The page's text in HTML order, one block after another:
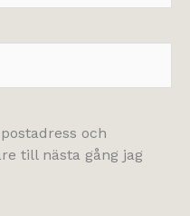
och
till nästa gång jag